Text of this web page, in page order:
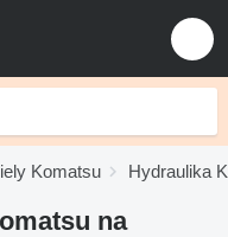
Komatsu Hydraulika
na